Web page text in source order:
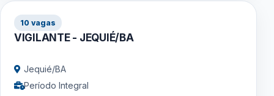
10 vagas
VIGILANTE - JEQUIÉ/BA
Jequié/BA
Período Integral